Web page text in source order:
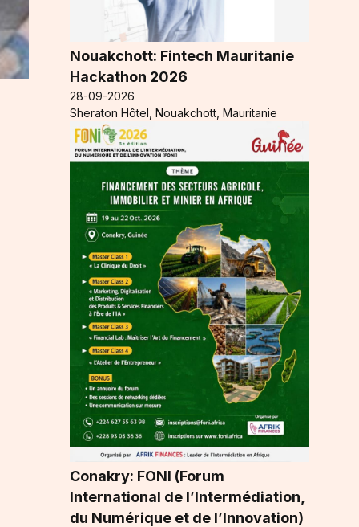
Nouakchott: Fintech Mauritanie
Hackathon 2026
28-09-2026
Sheraton Hôtel, Nouakchott, Mauritanie
Conakry: FONI (Forum
International de l’Intermédiation,
du Numérique et de l’Innovation)